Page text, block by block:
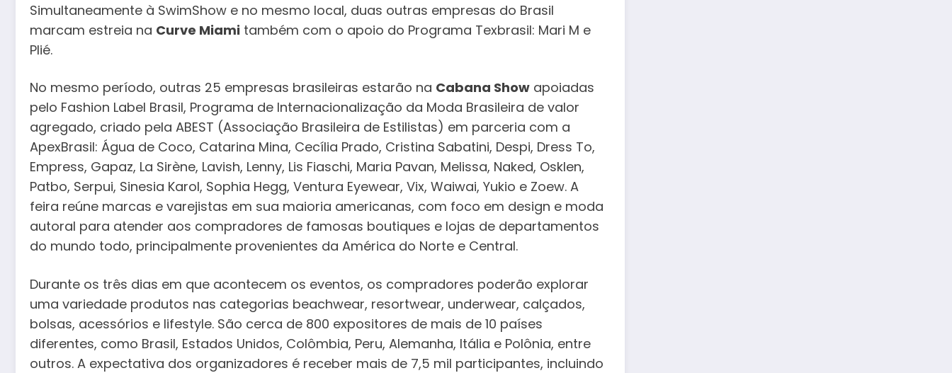
Simultaneamente à SwimShow e no mesmo local, duas outras empresas do Brasil
marcam estreia na Curve Miami também com o apoio do Programa Texbrasil: Mari M e
Plié.
No mesmo período, outras 25 empresas brasileiras estarão na Cabana Show apoiadas
pelo Fashion Label Brasil, Programa de Internacionalização da Moda Brasileira de valor
agregado, criado pela ABEST (Associação Brasileira de Estilistas) em parceria com a
ApexBrasil: Água de Coco, Catarina Mina, Cecília Prado, Cristina Sabatini, Despi, Dress To,
Empress, Gapaz, La Sirène, Lavish, Lenny, Lis Fiaschi, Maria Pavan, Melissa, Naked, Osklen,
Patbo, Serpui, Sinesia Karol, Sophia Hegg, Ventura Eyewear, Vix, Waiwai, Yukio e Zoew. A
feira reúne marcas e varejistas em sua maioria americanas, com foco em design e moda
autoral para atender aos compradores de famosas boutiques e lojas de departamentos
do mundo todo, principalmente provenientes da América do Norte e Central.
Durante os três dias em que acontecem os eventos, os compradores poderão explorar
uma variedade produtos nas categorias beachwear, resortwear, underwear, calçados,
bolsas, acessórios e lifestyle. São cerca de 800 expositores de mais de 10 países
diferentes, como Brasil, Estados Unidos, Colômbia, Peru, Alemanha, Itália e Polônia, entre
outros. A expectativa dos organizadores é receber mais de 7,5 mil participantes, incluindo